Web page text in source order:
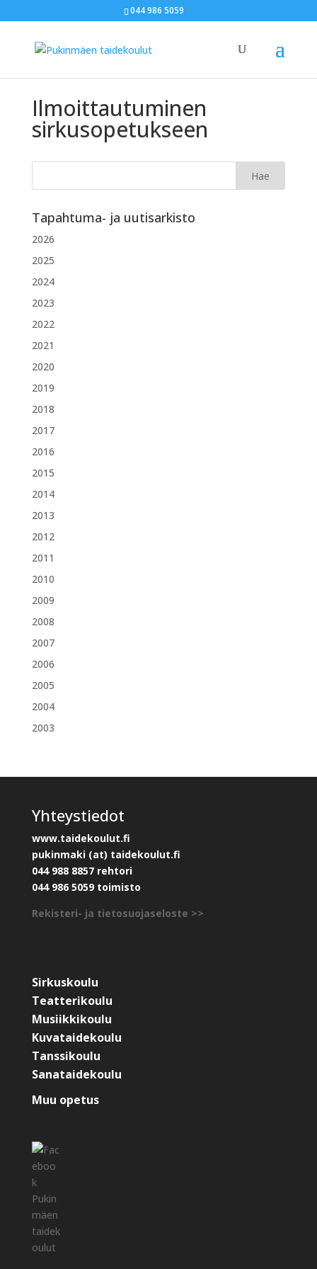
044 986 5059
Ilmoittautuminen
sirkusopetukseen
Tapahtuma- ja uutisarkisto
2026
2025
2024
2023
2022
2021
2020
2019
2018
2017
2016
2015
2014
2013
2012
2011
2010
2009
2008
2007
2006
2005
2004
2003
Yhteystiedot
www.taidekoulut.fi
pukinmaki (at) taidekoulut.fi
044 988 8857 rehtori
044 986 5059 toimisto
Rekisteri- ja tietosuojaseloste >>
Sirkuskoulu
Teatterikoulu
Musiikkikoulu
Kuvataidekoulu
Tanssikoulu
Sanataidekoulu
Muu opetus